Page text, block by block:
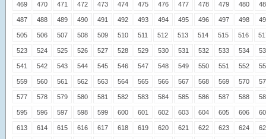
469 470 471 472 473 474 475 476 477 478 479 480
487 488 489 490 491 492 493 494 495 496 497 498
505 506 507 508 509 510 511 512 513 514 515 516
523 524 525 526 527 528 529 530 531 532 533 534
541 542 543 544 545 546 547 548 549 550 551 552
559 560 561 562 563 564 565 566 567 568 569 570
577 578 579 580 581 582 583 584 585 586 587 588
595 596 597 598 599 600 601 602 603 604 605 606
613 614 615 616 617 618 619 620 621 622 623 624